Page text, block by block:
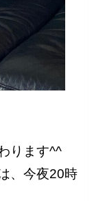
ります^^
、今夜20時